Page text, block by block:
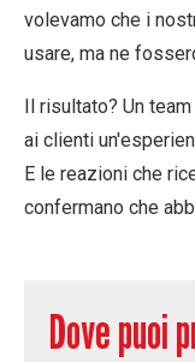
volevamo che i
usare, ma ne
Il risultato? Un
ai clienti
E le reazioni che
confermano che
Dove puoi